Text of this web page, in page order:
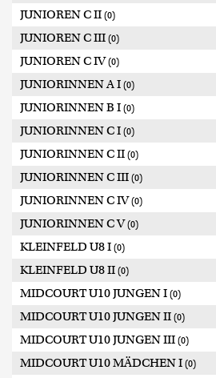
JUNIOREN C II (0)
JUNIOREN C III (0)
JUNIOREN C IV(0)
JUNIORINNEN A I (0)
JUNIORINNEN B I (0)
JUNIORINNEN C I (0)
JUNIORINNEN C II (0)
JUNIORINNEN C III (0)
JUNIORINNEN C IV(0)
JUNIORINNEN C V(0)
KLEINFELD U8 I (0)
KLEINFELD U8 II (0)
MIDCOURT U10 JUNGEN I (0)
MIDCOURT U10 JUNGEN II (0)
MIDCOURT U10 JUNGEN III (0)
MIDCOURT U10 MÄDCHEN I (0)